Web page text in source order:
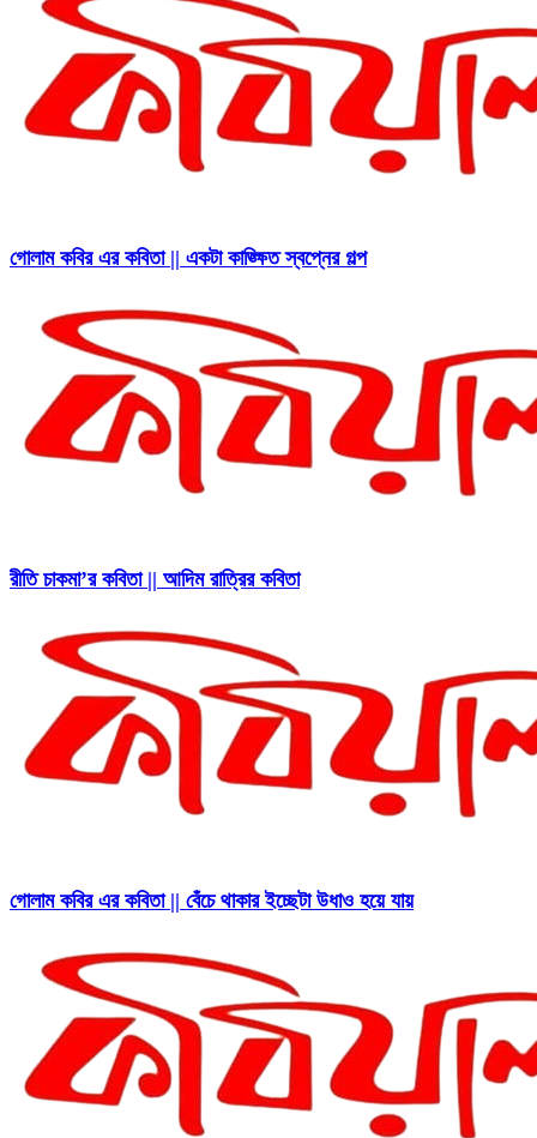
গোলাম কবির এর কবিতা || একটা কাঙ্ক্ষিত স্বপ্নের গল্প
রীতি চাকমা’র কবিতা || আদিম রাত্রির কবিতা
গোলাম কবির এর কবিতা || বেঁচে থাকার ইচ্ছেটা উধাও হয়ে যায়